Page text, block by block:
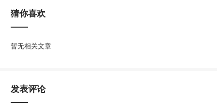
猜你喜欢
暂无相关文章
发表评论